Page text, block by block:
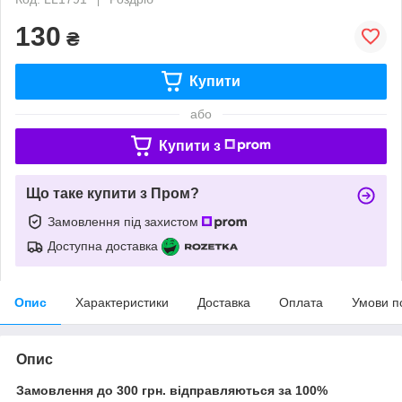
130 ₴
Купити
або
Купити з
Що таке купити з Пром?
Замовлення під захистом
Доступна доставка
Опис Характеристики Доставка Оплата Умови
Опис
Замовлення до 300 грн. відправляються за 100%